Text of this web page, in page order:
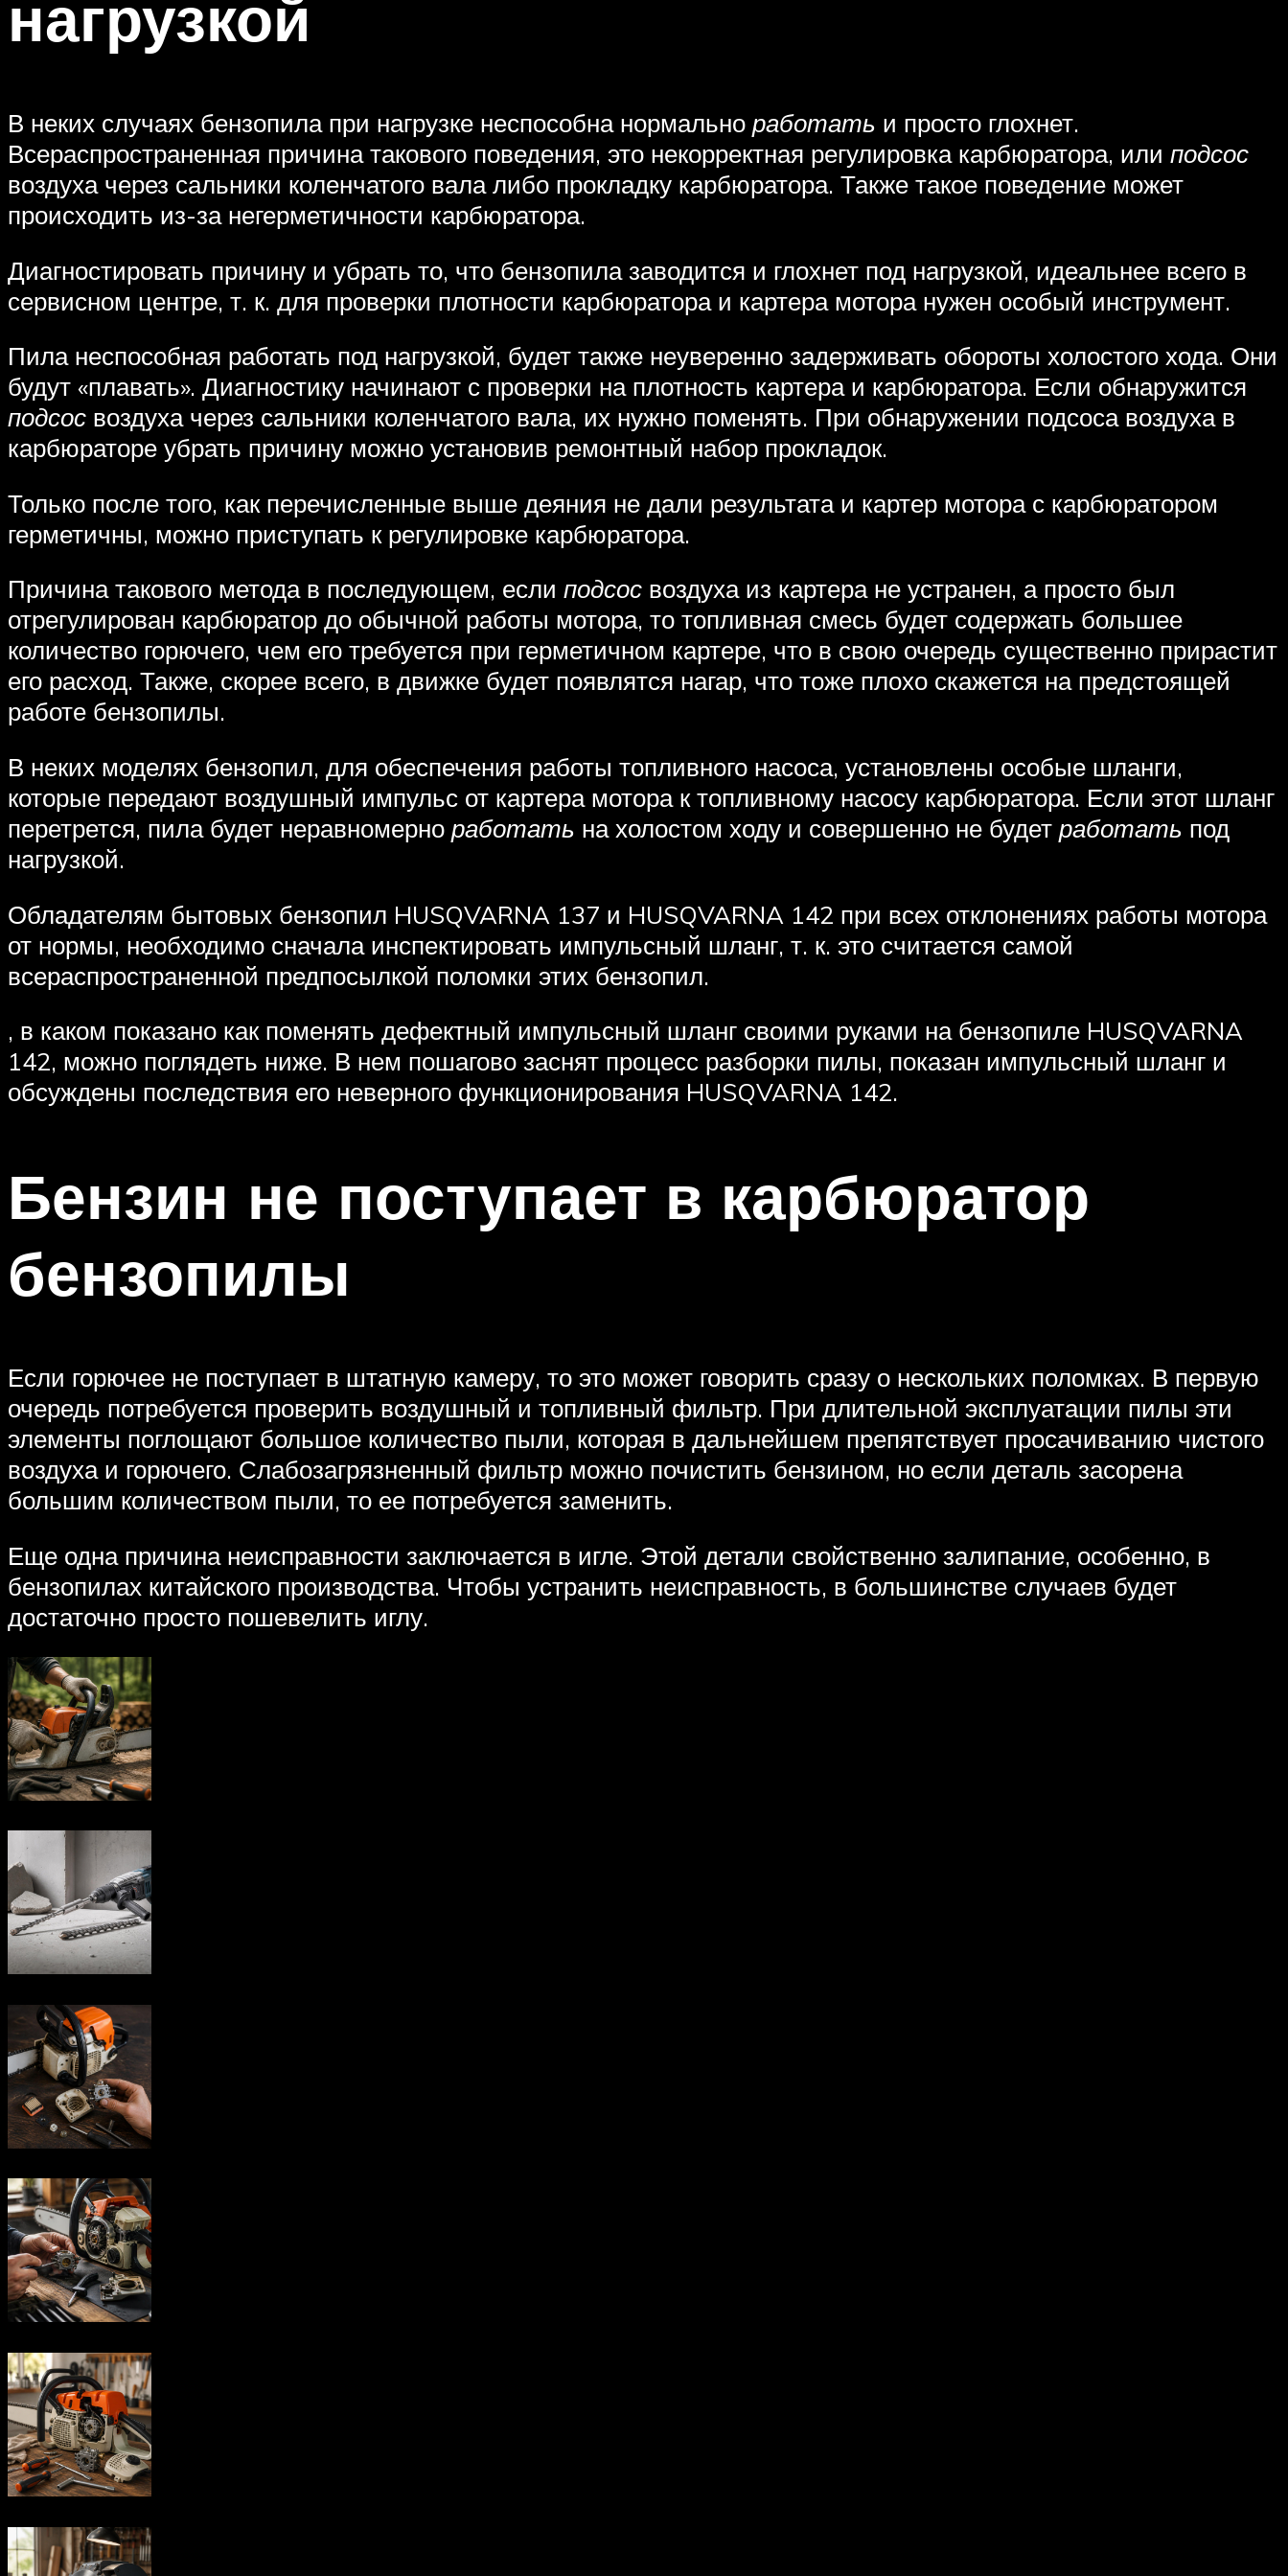
нагрузкой
В неких случаях бензопила при нагрузке неспособна нормально работать и просто глохнет.
Всераспространенная причина такового поведения, это некорректная регулировка карбюратора, или подсос
воздуха через сальники коленчатого вала либо прокладку карбюратора. Также такое поведение может
происходить из-за негерметичности карбюратора.
Диагностировать причину и убрать то, что бензопила заводится и глохнет под нагрузкой, идеальнее всего в
сервисном центре, т. к. для проверки плотности карбюратора и картера мотора нужен особый инструмент.
Пила неспособная работать под нагрузкой, будет также неуверенно задерживать обороты холостого хода. Они
будут «плавать». Диагностику начинают с проверки на плотность картера и карбюратора. Если обнаружится
подсос воздуха через сальники коленчатого вала, их нужно поменять. При обнаружении подсоса воздуха в
карбюраторе убрать причину можно установив ремонтный набор прокладок.
Только после того, как перечисленные выше деяния не дали результата и картер мотора с карбюратором
герметичны, можно приступать к регулировке карбюратора.
Причина такового метода в последующем, если подсос воздуха из картера не устранен, а просто был
отрегулирован карбюратор до обычной работы мотора, то топливная смесь будет содержать большее
количество горючего, чем его требуется при герметичном картере, что в свою очередь существенно прирастит
его расход. Также, скорее всего, в движке будет появлятся нагар, что тоже плохо скажется на предстоящей
работе бензопилы.
В неких моделях бензопил, для обеспечения работы топливного насоса, установлены особые шланги,
которые передают воздушный импульс от картера мотора к топливному насосу карбюратора. Если этот шланг
перетрется, пила будет неравномерно работать на холостом ходу и совершенно не будет работать под
нагрузкой.
Обладателям бытовых бензопил HUSQVARNA 137 и HUSQVARNA 142 при всех отклонениях работы мотора
от нормы, необходимо сначала инспектировать импульсный шланг, т. к. это считается самой
всераспространенной предпосылкой поломки этих бензопил.
, в каком показано как поменять дефектный импульсный шланг своими руками на бензопиле HUSQVARNA
142, можно поглядеть ниже. В нем пошагово заснят процесс разборки пилы, показан импульсный шланг и
обсуждены последствия его неверного функционирования HUSQVARNA 142.
Бензин не поступает в карбюратор
бензопилы
Если горючее не поступает в штатную камеру, то это может говорить сразу о нескольких поломках. В первую
очередь потребуется проверить воздушный и топливный фильтр. При длительной эксплуатации пилы эти
элементы поглощают большое количество пыли, которая в дальнейшем препятствует просачиванию чистого
воздуха и горючего. Слабозагрязненный фильтр можно почистить бензином, но если деталь засорена
большим количеством пыли, то ее потребуется заменить.
Еще одна причина неисправности заключается в игле. Этой детали свойственно залипание, особенно, в
бензопилах китайского производства. Чтобы устранить неисправность, в большинстве случаев будет
достаточно просто пошевелить иглу.